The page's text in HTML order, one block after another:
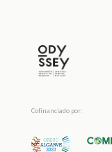
Cofinanciado por: